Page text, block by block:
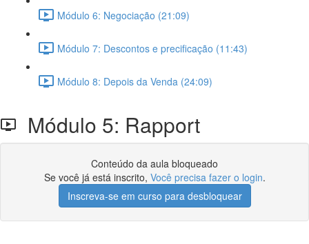
Módulo 6: Negociação (21:09)
Módulo 7: Descontos e precificação (11:43)
Módulo 8: Depois da Venda (24:09)
Módulo 5: Rapport
Conteúdo da aula bloqueado
Se você já está inscrito, Você precisa fazer o login.
Inscreva-se em curso para desbloquear